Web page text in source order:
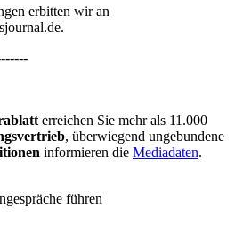
erbitten wir an
.
erreichen Sie mehr als 11.000
, überwiegend ungebundene
informieren die Mediadaten.
führen